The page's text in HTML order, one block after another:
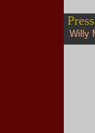
Willy